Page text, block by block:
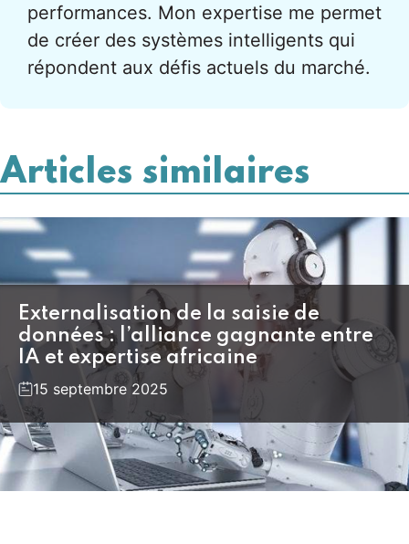
performances. Mon expertise me permet
de créer des systèmes intelligents qui
répondent aux défis actuels du marché.
Articles similaires
Externalisation de la saisie de
données : l’alliance gagnante entre
IA et expertise africaine
15 septembre 2025